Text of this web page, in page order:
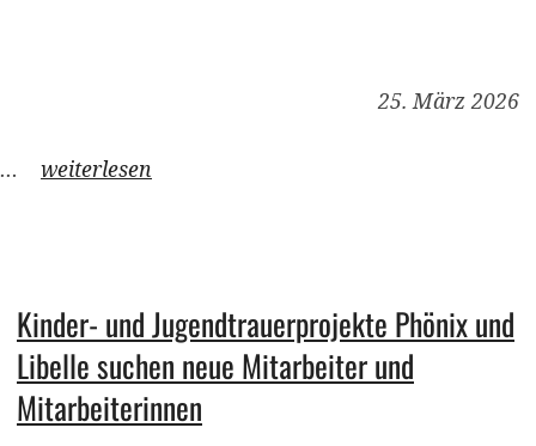
25. März 2026
… weiterlesen
Kinder- und Jugendtrauerprojekte Phönix und
Libelle suchen neue Mitarbeiter und
Mitarbeiterinnen